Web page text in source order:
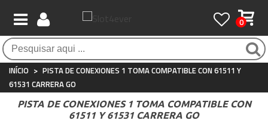
0
Atendimento ao Cliente
Whatsapp+34 697 854 500
Frete grátis / 24 horas
Para compras acima de €90
Pagamento 100% seguro
Compras seguras com SSL o tempo todo
INÍCIO > PISTA DE CONEXIONES 1 TOMA COMPATIBLE CON 61511 Y
61531 CARRERA GO
PISTA DE CONEXIONES 1 TOMA COMPATIBLE CON
61511 Y 61531 CARRERA GO